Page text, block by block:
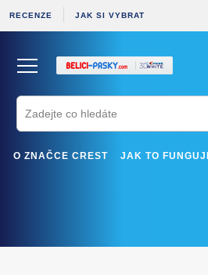
RECENZE JAK SI VYBRAT
O ZNAČCE CREST JAK TO